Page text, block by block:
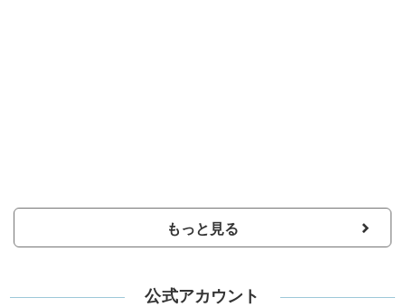
もっと見る
公式アカウント